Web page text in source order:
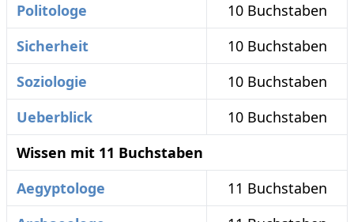
Politologe
10 Buchstaben
Sicherheit
10 Buchstaben
Soziologie
10 Buchstaben
Ueberblick
10 Buchstaben
Wissen mit 11 Buchstaben
Aegyptologe
11 Buchstaben